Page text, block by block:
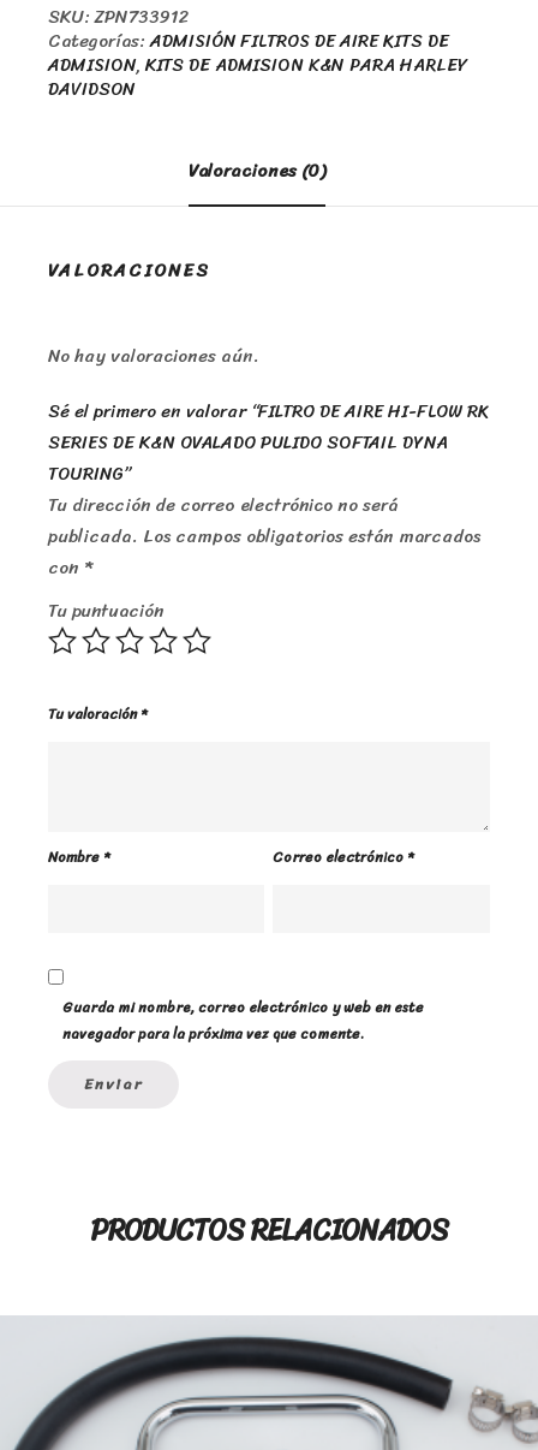
SKU:ZPN733912
Categorías:ADMISIÓN FILTROS DE AIRE KITS DE
ADMISION,KITS DE ADMISION K&N PARA HARLEY
DAVIDSON
Valoraciones (0)
VALORACIONES
No hay valoraciones aún.
Sé el primero en valorar “FILTRO DE AIRE HI-FLOW RK
SERIES DE K&N OVALADO PULIDO SOFTAIL DYNA
TOURING”
Tu dirección de correo electrónico no será
publicada. Los campos obligatorios están marcados
con *
Tu puntuación
Tu valoración*
Nombre* Correo electrónico*
Guarda mi nombre, correo electrónico y web en este
navegador para la próxima vez que comente.
PRODUCTOS RELACIONADOS